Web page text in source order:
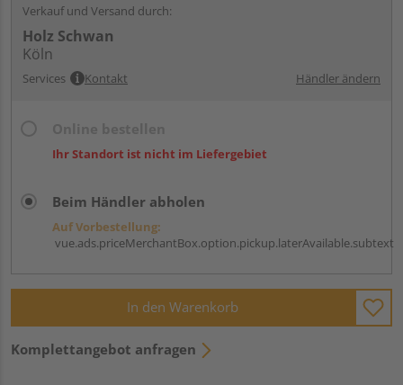
Verkauf und Versand durch:
Holz Schwan
Köln
Services Kontakt Händler ändern
Ihr Standort ist nicht im Liefergebiet
Beim Händler abholen
Auf Vorbestellung:
vue.ads.priceMerchantBox.option.pickup.laterAvailable.subtext
In den Warenkorb
Komplettangebot anfragen